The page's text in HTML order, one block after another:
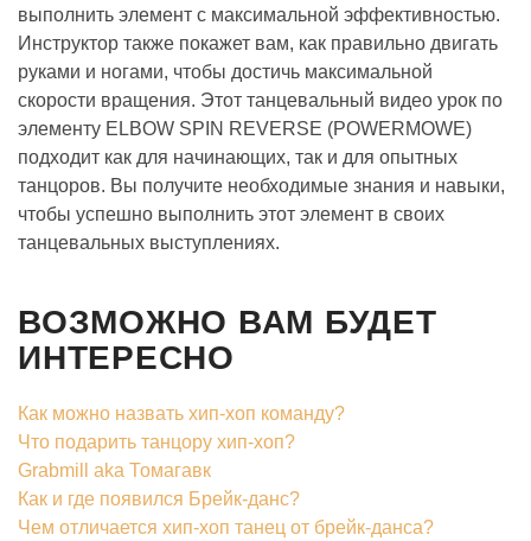
выполнить элемент с максимальной эффективностью.
Инструктор также покажет вам, как правильно двигать
руками и ногами, чтобы достичь максимальной
скорости вращения. Этот танцевальный видео урок по
элементу ELBOW SPIN REVERSE (POWERMOWE)
подходит как для начинающих, так и для опытных
танцоров. Вы получите необходимые знания и навыки,
чтобы успешно выполнить этот элемент в своих
танцевальных выступлениях.
ВОЗМОЖНО ВАМ БУДЕТ
ИНТЕРЕСНО
Как можно назвать хип-хоп команду?
Что подарить танцору хип-хоп?
Grabmill aka Томагавк
Как и где появился Брейк-данс?
Чем отличается хип-хоп танец от брейк-данса?